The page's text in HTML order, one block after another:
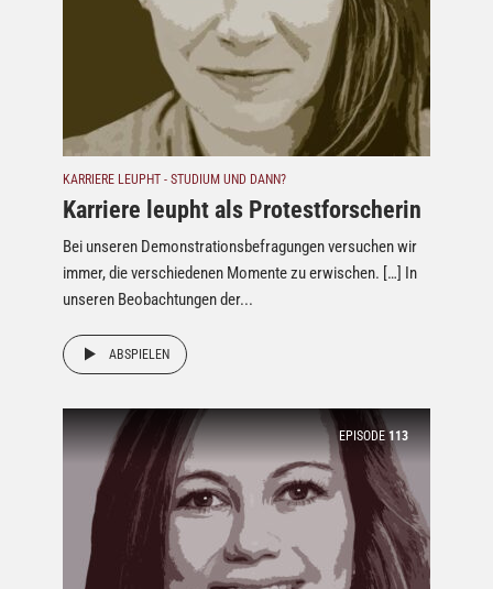
KARRIERE LEUPHT - STUDIUM UND DANN?
Karriere leupht als Protestforscherin
Bei unseren Demonstrationsbefragungen versuchen wir
immer, die verschiedenen Momente zu erwischen. […] In
unseren Beobachtungen der...
ABSPIELEN
EPISODE 113